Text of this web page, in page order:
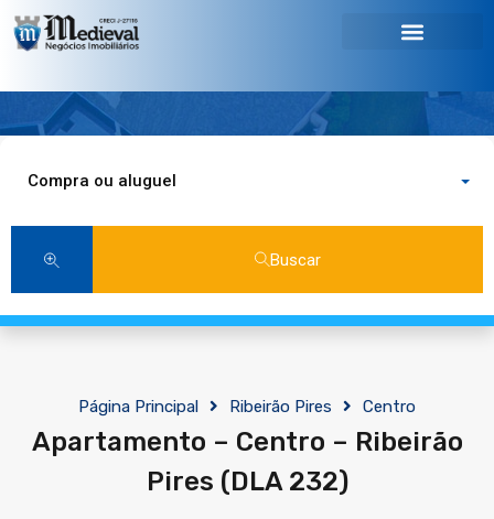
Compra ou aluguel
Buscar
Página Principal Ribeirão Pires Centro
Apartamento – Centro – Ribeirão
Pires (DLA 232)